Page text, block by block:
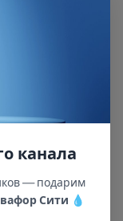
на
канала
— подарим
Сити 💧